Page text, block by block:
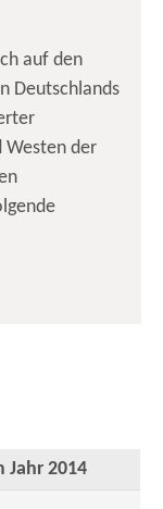
auf den
Deutschlands
Westen der
Jahr 2014